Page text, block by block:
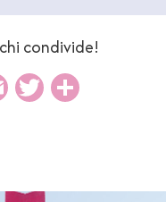
condivide!
EmailTwitter